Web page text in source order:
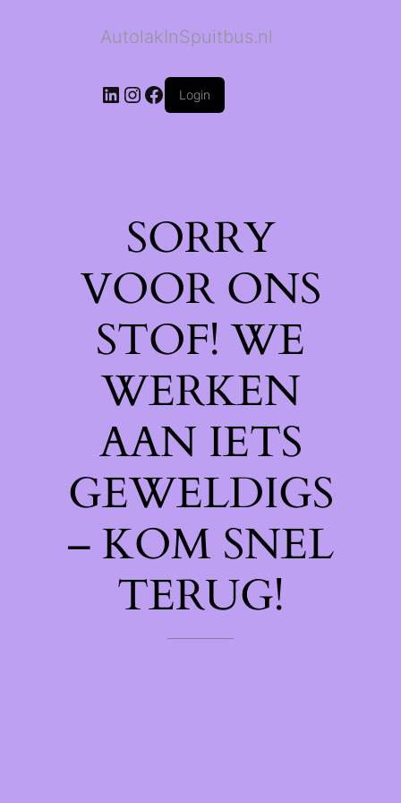
AutolakInSpuitbus.nl
LinkedIn
Instagram
Facebook
Login
SORRY
VOOR ONS
STOF! WE
WERKEN
AAN IETS
GEWELDIGS
– KOM SNEL
TERUG!